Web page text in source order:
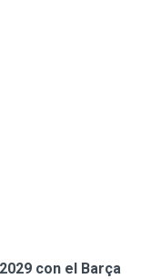
con el Barça